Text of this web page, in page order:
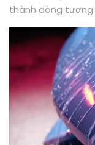
thành dòng tương